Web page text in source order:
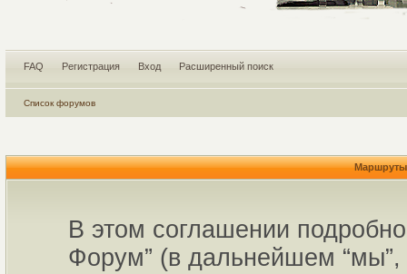
FAQ Регистрация Вход Расширенный поиск
Список форумов
Маршруты
В этом соглашении
Форум” (в дальнейшем “мы”,